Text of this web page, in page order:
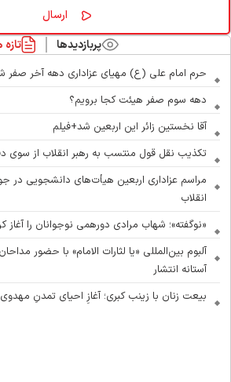
پربازدیدها تازه ها
حرم امام علی (ع) مهیای عزاداری دهه آخر صفر شد
دهه سوم صفر هیئت کجا برویم؟
آقا نخستین زائر این اربعین شد+فیلم
تکذیب نقل قول منتسب به رهبر انقلاب از سوی
مراسم عزاداری اربعین هیأت‌های دانشجویی در
انقلاب
«نوگفته»؛ شهاب مرادی دورهمی نوجوانان را آغاز کرد
آلبوم بین‌المللی «یا لثارات الامام» با حضور
آستانه انتشار
بیعت زنان با زینب کبری؛ آغازِ احیای تمدنِ